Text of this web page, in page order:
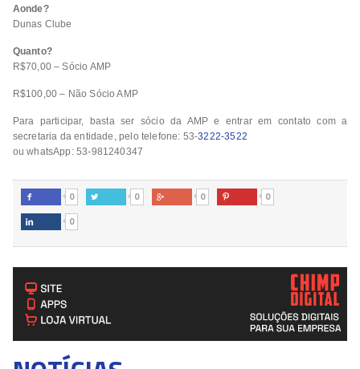
Aonde?
Dunas Clube
Quanto?
R$70,00 – Sócio AMP
R$100,00 – Não Sócio AMP
Para participar, basta ser sócio da AMP e entrar em contato com a
secretaria da entidade, pelo telefone: 53-3222-3522
ou whatsApp: 53-981240347
 0  0  0  0
 0